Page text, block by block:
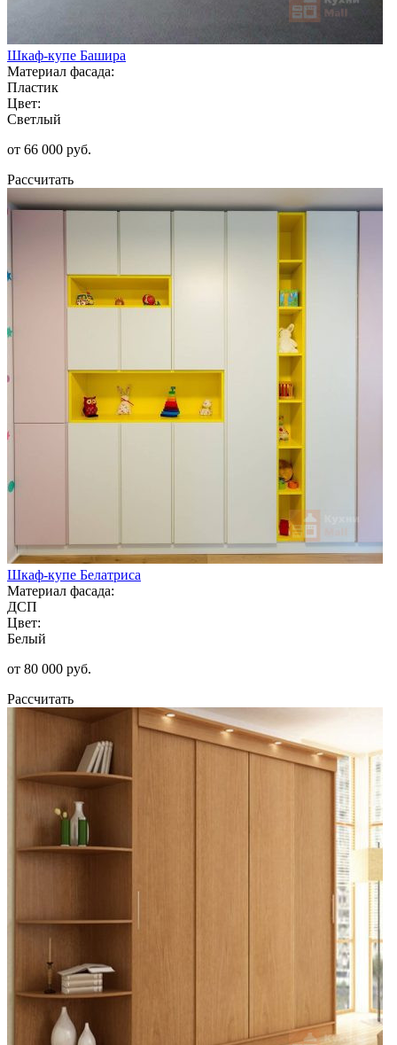
Шкаф-купе Башира
Материал фасада:
Пластик
Цвет:
Светлый
от 66 000 руб.
Рассчитать
Шкаф-купе Белатриса
Материал фасада:
ДСП
Цвет:
Белый
от 80 000 руб.
Рассчитать